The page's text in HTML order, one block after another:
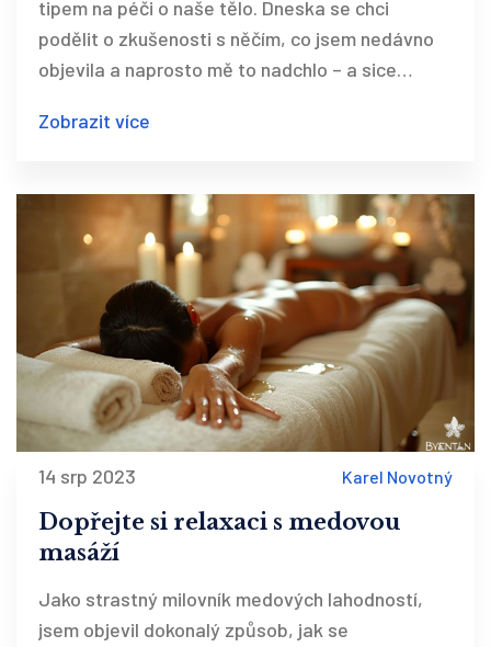
tipem na péči o naše tělo. Dneska se chci
podělit o zkušenosti s něčím, co jsem nedávno
objevila a naprosto mě to nadchlo – a sice
promění váš pohled na to, jak o sebe pečovat.
oživuje a pomáhá nám se uvolnit. Opravdu, po
této masáži jsem se cítila jako znovuzrozená,
takže moc doporučuji dát jí šanci!
Zobrazit více
14 srp 2023 Karel Novotný
Dopřejte si relaxaci s medovou
masáží
Jako strastný milovník medových lahodností,
jsem objevil dokonalý způsob, jak se